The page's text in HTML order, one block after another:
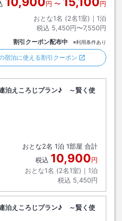
円 〜
円
おとな1名 (2名1室)｜ 1泊
税込 5,450円〜7,550円
割引クーポン配布中 ※利用条件あり
宿泊に使える割引クーポン
泊えころじプラン♪ ～賢く使
おとな2名 1泊 1部屋 合計
税込 10,900円
おとな1名 (2名1室)｜ 1泊
税込 5,450円
泊えころじプラン♪ ～賢く使